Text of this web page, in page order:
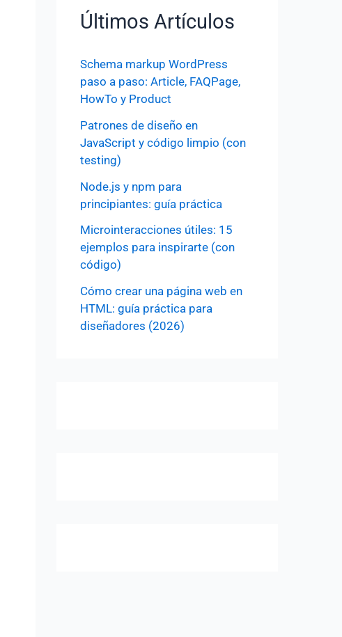
Últimos Artículos
Schema markup WordPress
paso a paso: Article, FAQPage,
HowTo y Product
Patrones de diseño en
JavaScript y código limpio (con
testing)
Node.js y npm para
principiantes: guía práctica
Microinteracciones útiles: 15
ejemplos para inspirarte (con
código)
Cómo crear una página web en
HTML: guía práctica para
diseñadores (2026)